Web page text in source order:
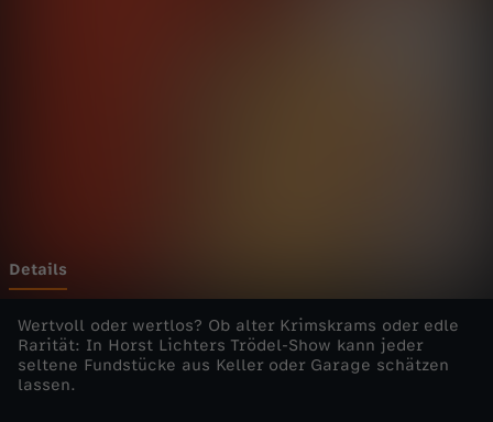
s
-
d
Details
Wertvoll oder wertlos? Ob alter Krimskrams oder edle
Rarität: In Horst Lichters Trödel-Show kann jeder
seltene Fundstücke aus Keller oder Garage schätzen
lassen.